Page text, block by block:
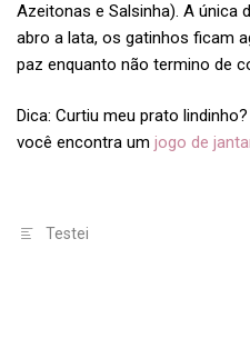
Azeitonas e Salsinha). A única
abro a lata, os gatinhos ficam
paz enquanto não termino de
Dica: Curtiu meu prato
você encontra um jogo de
Testei